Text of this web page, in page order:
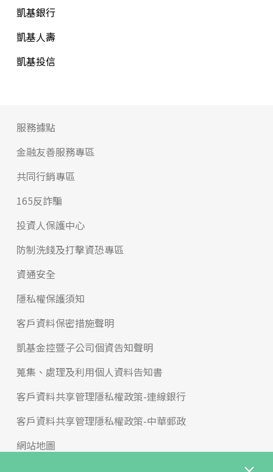
凱基銀行
凱基人壽
凱基投信
服務據點
金融友善服務專區
共同行銷專區
165反詐騙
投資人保護中心
防制洗錢及打擊資恐專區
資通安全
隱私權保護須知
客戶資料保密措施聲明
凱基金控暨子公司個資告知聲明
蒐集、處理及利用個人資料告知書
客戶資料共享管理隱私權政策-連線銀行
客戶資料共享管理隱私權政策-中華郵政
網站地圖